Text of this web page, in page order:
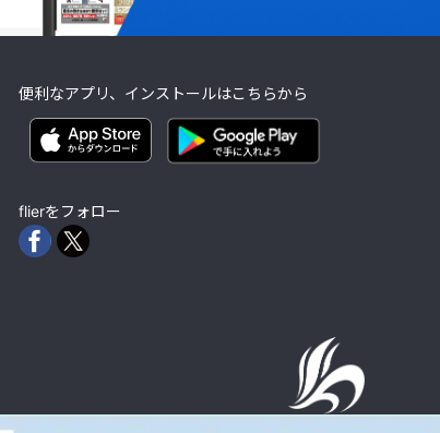
便利なアプリ、インストールはこちらから
flierをフォロー